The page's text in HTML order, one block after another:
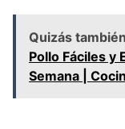
Quizás
Pollo Fáciles y
Semana |